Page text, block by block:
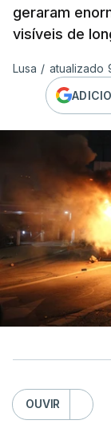
geraram
visíveis de
Lusa / atualizado
OUVIR